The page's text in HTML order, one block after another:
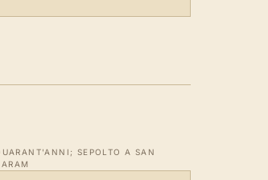
SEPOLTO A SAN